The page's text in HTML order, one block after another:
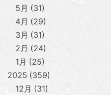
5月
31
4月
29
3月
31
2月
24
1月
25
2025 359
12月
31